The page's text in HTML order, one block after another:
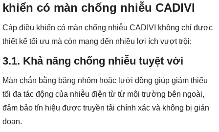
khiển có màn chống nhiễu CADIVI
Cáp điều khiển có màn chống nhiễu CADIVI không chỉ được
thiết kế tối ưu mà còn mang đến nhiều lợi ích vượt trội:
3.1. Khả năng chống nhiễu tuyệt vời
Màn chắn bằng băng nhôm hoặc lưới đồng giúp giảm thiểu
tối đa tác động của nhiễu điện từ từ môi trường bên ngoài,
đảm bảo tín hiệu được truyền tải chính xác và không bị gián
đoạn.